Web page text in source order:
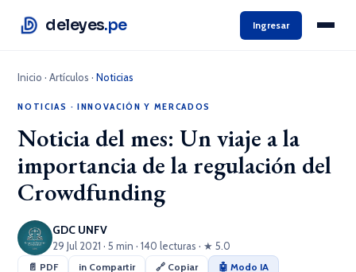
deleyes.pe Ingresar
Inicio ·Artículos ·Noticias
NOTICIAS · INNOVACIÓN Y MERCADOS
Noticia del mes: Un viaje a la
importancia de la regulación del
Crowdfunding
GDC UNFV
29 Jul 2021 · 5 min · 140 lecturas · ★ 5.0
📄 PDF in Compartir 🔗 Copiar
🤖 Modo IA